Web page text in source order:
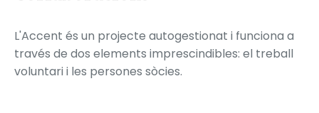
L'Accent és un projecte autogestionat i funciona a
través de dos elements imprescindibles: el treball
voluntari i les persones sòcies.